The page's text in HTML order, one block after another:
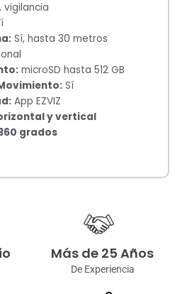
vigilancia
Sí, hasta 30 metros
microSD hasta 512 GB
Sí
App EZVIZ
y vertical
grados
Más de 25 Años
De Experiencia